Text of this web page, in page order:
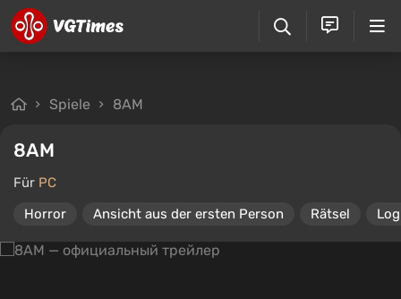
Spiele 8AM
8AM
Für PC
Horror
Ansicht aus der ersten Person Rätsel